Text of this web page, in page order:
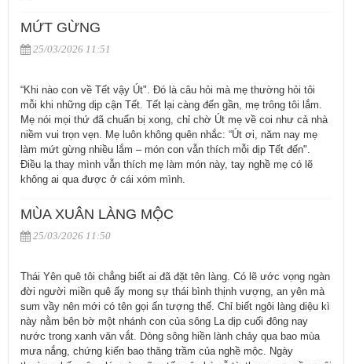
MỨT GỪNG
25/03/2026 11:51
“Khi nào con về Tết vậy Út". Đó là câu hỏi mà mẹ thường hỏi tôi
mỗi khi những dịp cận Tết. Tết lại càng đến gần, mẹ trông tôi lắm.
Mẹ nói mọi thứ đã chuẩn bị xong, chỉ chờ Út mẹ về coi như cả nhà
niềm vui trọn vẹn. Mẹ luôn không quên nhắc: “Út ơi, năm nay mẹ
làm mứt gừng nhiều lắm – món con vẫn thích mỗi dịp Tết đến".
Điều lạ thay mình vẫn thích mẹ làm món này, tay nghề mẹ có lẽ
không ai qua được ở cái xóm mình.
MÙA XUÂN LÀNG MỘC
25/03/2026 11:50
Thái Yên quê tôi chẳng biết ai đã đặt tên làng. Có lẽ ước vọng ngàn
đời người miền quê ấy mong sự thái bình thịnh vượng, an yên mà
sum vầy nên mới có tên gọi ấn tượng thế. Chỉ biết ngôi làng diệu kì
này nằm bên bờ một nhánh con của sông La dịp cuối đông nay
nước trong xanh văn vắt. Dòng sông hiền lành chảy qua bao mùa
mưa nắng, chứng kiến bao thăng trầm của nghề mộc. Ngày